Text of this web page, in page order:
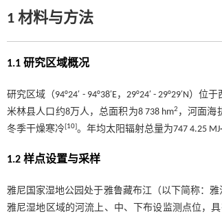
1 材料与方法
1.1 研究区域概况
研究区域（94°24′ - 94°38′E，29°24′ - 29°29′N
米林县人口约8万人，总面积为8 738 hm2 ，河面海
冬季干燥寒冷[10]。年均太阳辐射总量为747 4.25
1.2 样点设置与采样
雅尼国家湿地公园处于雅鲁藏布江（以下简称：
雅尼湿地区域的河流上、中、下布设监测点位，